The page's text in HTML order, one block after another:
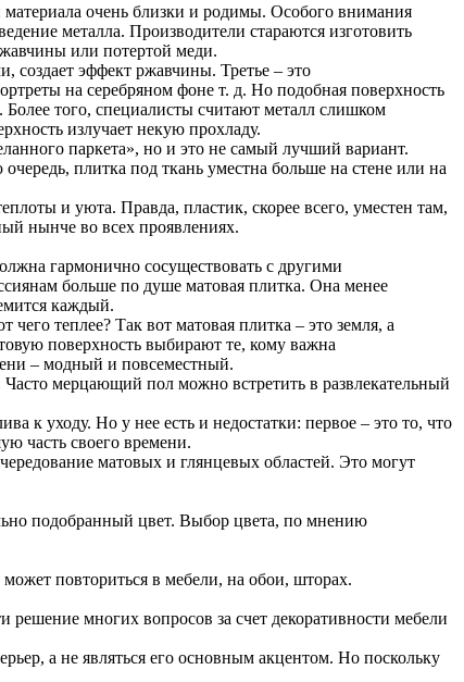
материала очень близки и родимы. Особого внимания
металла. Производители стараются изготовить
или потертой меди.
создает эффект ржавчины. Третье – это
на серебряном фоне т. д. Но подобная поверхность
того, специалисты считают металл слишком
излучает некую прохладу.
паркета», но и это не самый лучший вариант.
плитка под ткань уместна больше на стене или на
и уюта. Правда, пластик, скорее всего, уместен там,
нынче во всех проявлениях.
гармонично сосуществовать с другими
больше по душе матовая плитка. Она менее
каждый.
теплее? Так вот матовая плитка – это земля, а
поверхность выбирают те, кому важна
– модный и повсеместный.
мерцающий пол можно встретить в развлекательный
к уходу. Но у нее есть и недостатки: первое – это то, что
часть своего времени.
матовых и глянцевых областей. Это могут
подобранный цвет. Выбор цвета, по мнению
повториться в мебели, на обои, шторах.
многих вопросов за счет декоративности мебели
а не являться его основным акцентом. Но поскольку